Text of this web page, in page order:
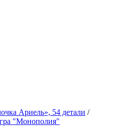
Ариель», 54 детали /
"Монополия"